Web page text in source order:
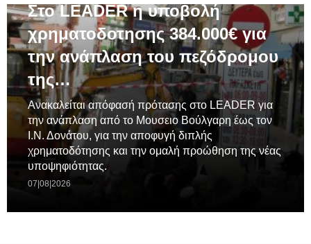
Στο LEADER η υποβολή
χρηματοδοτησης 384.000€ για
την ανάπλαση του πεζόδρομου
της…
Ανακαλείται απόφασή πρότασης στο LEADER για
την ανάπλαση από το Μουσειο Βούλγαρη έως τον
Ι.Ν. Δονάτου, για την αποφυγή διπλής
χρηματοδότησης και την ομαλή προώθηση της νέας
υποψηφιότητας.
07|08|2026